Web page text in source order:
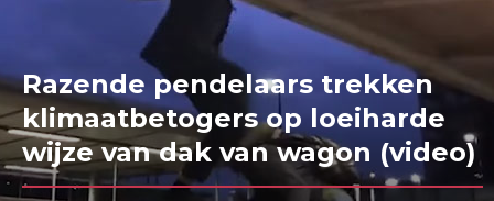
Razende pendelaars trekken
klimaatbetogers op loeiharde
wijze van dak van wagon (video)